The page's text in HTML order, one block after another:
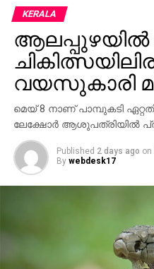
ഗവര്‍ണറുടെ
രേഖപ്പെടുത്തുന്ന
അവതരിപ്പിക്കും.
ഇന്നും നാളെയും
പുതിയ സര്‍ക്കാരിന്റെ
19നായിരിക്കും
KERALA
ആലപ്പുഴയില്‍
വയസുകാരി
മെയ് 8 നാണ് പാമ്പുകടി
ലേക്ഷോര്‍ ആശുപത്രിയില്‍
Published 2 days ago on
By webdesk17